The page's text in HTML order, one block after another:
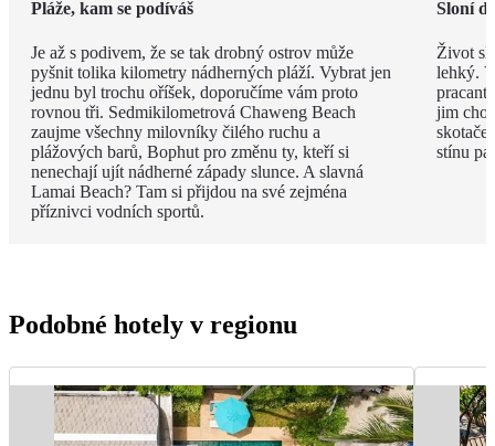
Pláže, kam se podíváš
Je až s podivem, že se tak drobný ostrov může
pyšnit tolika kilometry nádherných pláží. Vybrat jen
jednu byl trochu oříšek, doporučíme vám proto
rovnou tři. Sedmikilometrová Chaweng Beach
zaujme všechny milovníky čilého ruchu a
plážových barů, Bophut pro změnu ty, kteří si
nenechají ujít nádherné západy slunce. A slavná
Lamai Beach? Tam si přijdou na své zejména
příznivci vodních sportů.
Sloní
Život
lehký.
jim
stínu
Podobné hotely v regionu